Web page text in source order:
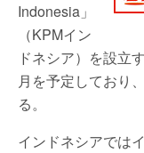
Indonesia」
（KPMイン
ドネシア）を設立
月を予定しており
る。
インドネシアでは